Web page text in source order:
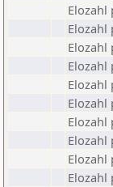
Elozahl
Elozahl
Elozahl
Elozahl
Elozahl
Elozahl
Elozahl
Elozahl
Elozahl
Elozahl